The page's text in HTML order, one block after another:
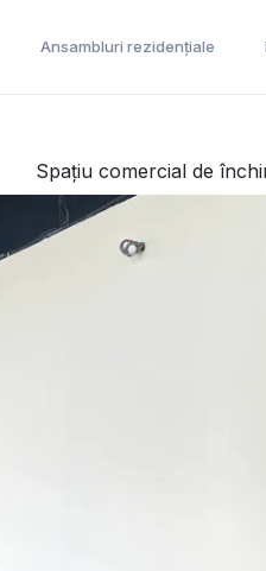
Ansambluri rezidențiale
Spațiu comercial de